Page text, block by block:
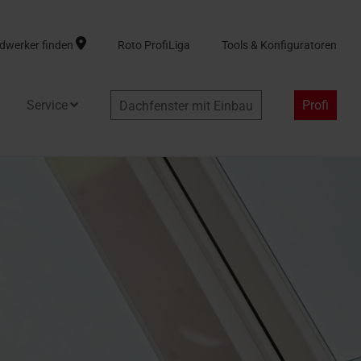
finden Roto ProfiLiga Tools & Konfiguratoren
Service Dachfenster mit Einbau Profi